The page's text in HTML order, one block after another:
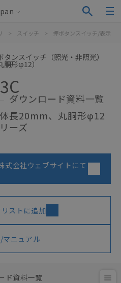
> スイッチ > 押ボタンスイッチ/表示灯
タンスイッチ（照光・非照光）
胴形φ12）
ダウンロード資料一覧
長20mm、丸胴形φ12
ーズ
会社ウェブサイトにて
ストに追加
マニュアル
ド資料一覧